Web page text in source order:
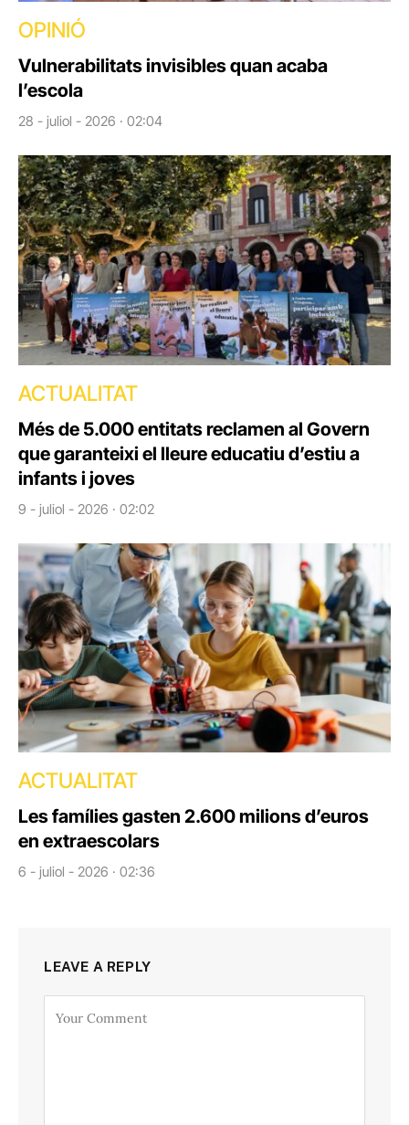
OPINIÓ
Vulnerabilitats invisibles quan acaba
l’escola
28 - juliol - 2026 · 02:04
ACTUALITAT
Més de 5.000 entitats reclamen al Govern
que garanteixi el lleure educatiu d’estiu a
infants i joves
9 - juliol - 2026 · 02:02
ACTUALITAT
Les famílies gasten 2.600 milions d’euros
en extraescolars
6 - juliol - 2026 · 02:36
LEAVE A REPLY